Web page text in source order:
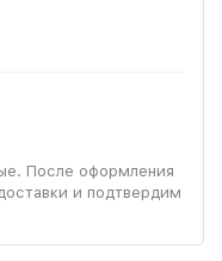
После оформления
и подтвердим